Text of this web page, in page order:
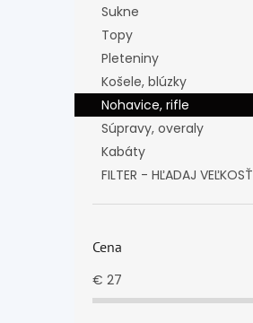
Sukne
Topy
Pleteniny
Košele, blúzky
Nohavice, rifle
Súpravy, overaly
Kabáty
FILTER - HĽADAJ VEĽKOSŤ
Cena
€ 27